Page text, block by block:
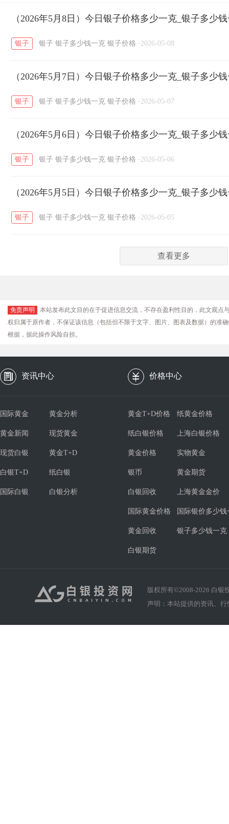
开国纪念币 大清银币 / 长城币 / 老
菜百 周生生 周大生
六福 / 金至尊 / 潮宏基 / 亚一金店
（2026年5月8日）今日银子价格多少一克_银子多少
银子 银子 银子多少钱一克 银子价格 · 2026-05-08
（2026年5月7日）今日银子价格多少一克_银子多少
银子 银子 银子多少钱一克 银子价格 · 2026-05-07
（2026年5月6日）今日银子价格多少一克_银子多少
银子 银子 银子多少钱一克 银子价格 · 2026-05-06
（2026年5月5日）今日银子价格多少一克_银子多少
银子 银子 银子多少钱一克 银子价格 · 2026-05-05
查看更多
免责声明
本站发布此文目的在于促进信息交流，不存在盈利性目的，此文观
权归属于原作者，不保证该信息（包括但不限于文字、图片、图表及数据）的准
根据，据此操作风险自担。
资讯中心 价格中心
国际黄金 黄金分析
黄金新闻 现货黄金
现货白银 黄金T+D
白银T+D 纸白银
国际白银 白银分析
黄金T+D价格 纸黄金价格
纸白银价格 上海白银价格
黄金价格 实物黄金
银币 黄金期货
白银回收 上海黄金金价
国际黄金价格 国际银价多少钱
黄金回收 银子多少钱一克
白银期货
版权所有©2008-2026 白银
声明：本站提供的资讯、